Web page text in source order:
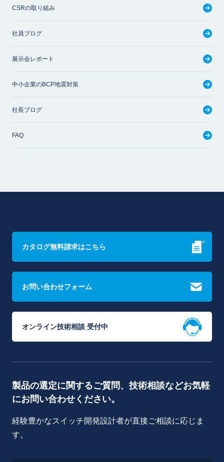
CSRの取り組み
社員ブログ
展示会レポート
中小企業のBCP地震対策
社長ブログ
FAQ
カタログ無料請求はこちら
お問い合わせフォーム
オンライン技術相談 受付中
製品の選定に関するご質問、技術相談などお気軽
にお問い合わせください。
経験豊かなスイッチ開発設計者が直接ご相談に応じま
す。